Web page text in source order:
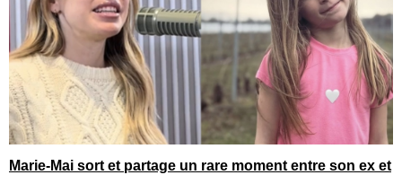
Marie-Mai sort et partage un rare moment entre son ex et